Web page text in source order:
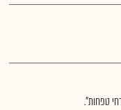
טפחות".